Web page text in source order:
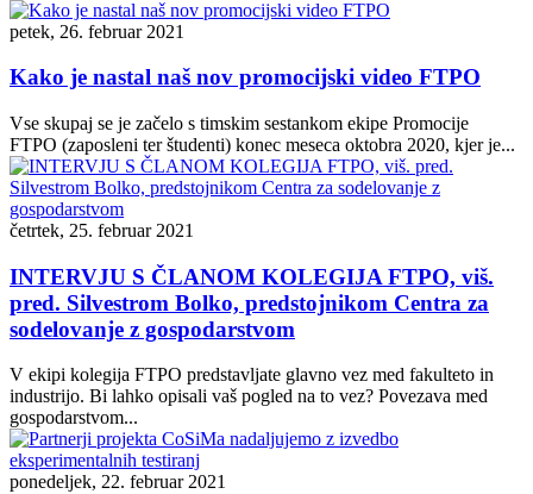
petek, 26. februar 2021
Kako je nastal naš nov promocijski video FTPO
Vse skupaj se je začelo s timskim sestankom ekipe Promocije
FTPO (zaposleni ter študenti) konec meseca oktobra 2020, kjer je...
četrtek, 25. februar 2021
INTERVJU S ČLANOM KOLEGIJA FTPO, viš.
pred. Silvestrom Bolko, predstojnikom Centra za
sodelovanje z gospodarstvom
V ekipi kolegija FTPO predstavljate glavno vez med fakulteto in
industrijo. Bi lahko opisali vaš pogled na to vez? Povezava med
gospodarstvom...
ponedeljek, 22. februar 2021